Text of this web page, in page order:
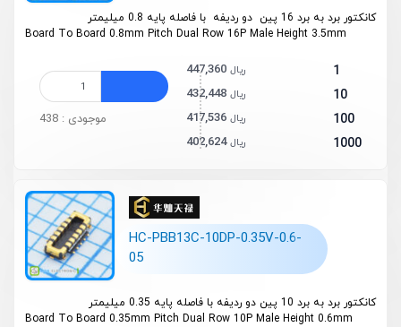
کانکتور برد به برد 16 پین دو ردیفه با فاصله پایه 0.8 میلیمتر
Board To Board 0.8mm Pitch Dual Row 16P Male Height 3.5mm
1
447,360 ریال
10
432,448 ریال
100
417,536 ریال
1000
402,624 ریال
موجودی : 438
HC-PBB13C-10DP-0.35V-0.6-
05
کانکتور برد به برد 10 پین دو ردیفه با فاصله پایه 0.35 میلیمتر
Board To Board 0.35mm Pitch Dual Row 10P Male Height 0.6mm